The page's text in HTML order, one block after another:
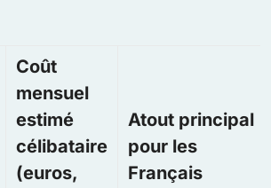
Coût
mensuel
estimé
célibataire
(euros,
Atout principal
pour les
Français